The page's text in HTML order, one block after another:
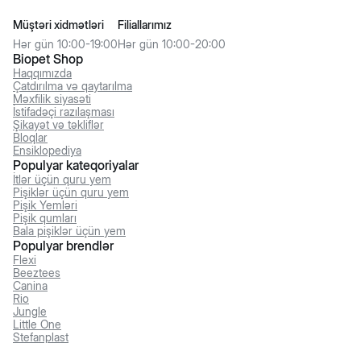
Biopet Shop
Haqqımızda
Çatdırılma və qaytarılma
Məxfilik siyasəti
İstifadəçi razılaşması
Şikayət və təkliflər
Bloqlar
Ensiklopediya
Müştəri xidmətləri
Hər gün 10:00-19:00
Filiallarımız
Hər gün 10:00-20:00
Populyar kateqoriyalar
İtlər üçün quru yem
Pişiklər üçün quru yem
Pişik Yemləri
Pişik qumları
Bala pişiklər üçün yem
Populyar brendlər
Flexi
Beeztees
Canina
Rio
Jungle
Little One
Stefanplast